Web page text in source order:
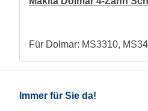
Für Dolmar: MS3310,
Immer für Sie da!